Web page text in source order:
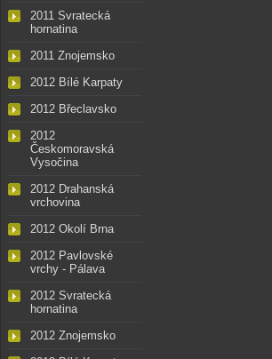
2011 Svratecká
hornatina
2011 Znojemsko
2012 Bílé Karpaty
2012 Břeclavsko
2012
Českomoravská
Vysočina
2012 Drahanská
vrchovina
2012 Okolí Brna
2012 Pavlovské
vrchy - Pálava
2012 Svratecká
hornatina
2012 Znojemsko